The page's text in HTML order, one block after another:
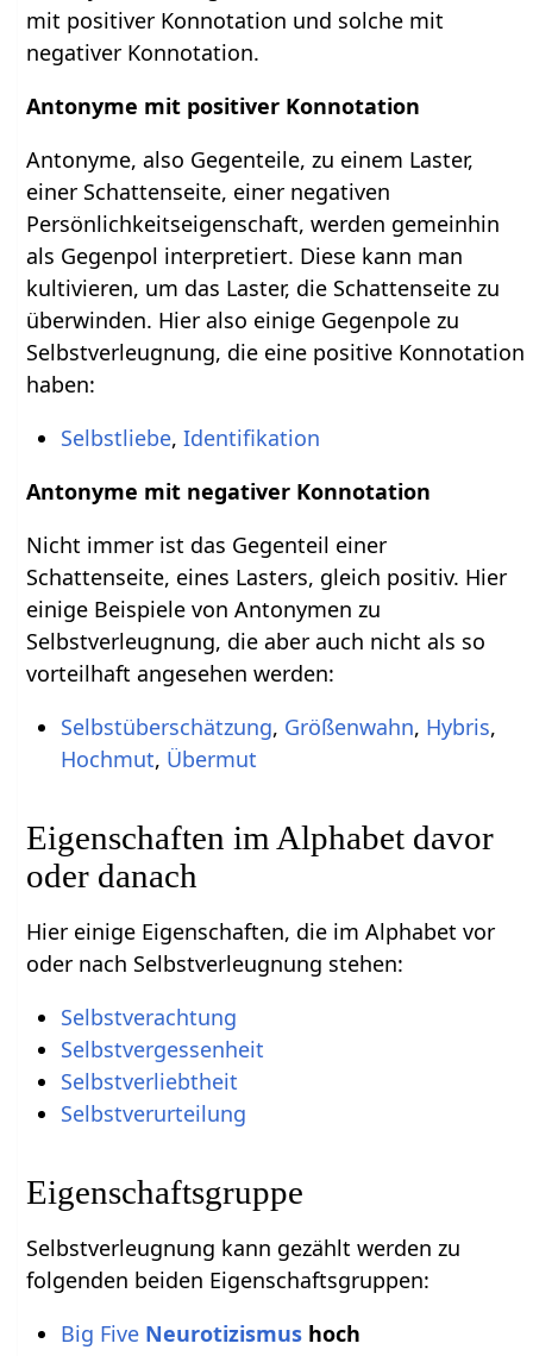
mit positiver Konnotation und solche mit
negativer Konnotation.
Antonyme mit positiver Konnotation
Antonyme, also Gegenteile, zu einem Laster,
einer Schattenseite, einer negativen
Persönlichkeitseigenschaft, werden gemeinhin
als Gegenpol interpretiert. Diese kann man
kultivieren, um das Laster, die Schattenseite zu
überwinden. Hier also einige Gegenpole zu
Selbstverleugnung, die eine positive Konnotation
haben:
Selbstliebe, Identifikation
Antonyme mit negativer Konnotation
Nicht immer ist das Gegenteil einer
Schattenseite, eines Lasters, gleich positiv. Hier
einige Beispiele von Antonymen zu
Selbstverleugnung, die aber auch nicht als so
vorteilhaft angesehen werden:
Selbstüberschätzung, Größenwahn, Hybris,
Hochmut, Übermut
Eigenschaften im Alphabet davor
oder danach
Hier einige Eigenschaften, die im Alphabet vor
oder nach Selbstverleugnung stehen:
Selbstverachtung
Selbstvergessenheit
Selbstverliebtheit
Selbstverurteilung
Eigenschaftsgruppe
Selbstverleugnung kann gezählt werden zu
folgenden beiden Eigenschaftsgruppen:
Big Five Neurotizismushoch